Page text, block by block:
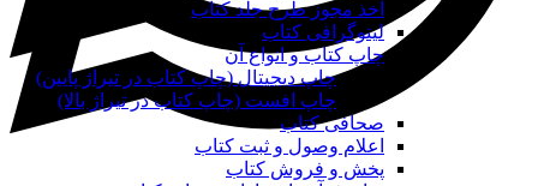
اخذ مجوز طرح جلد کتاب
لیتوگرافی کتاب
چاپ کتاب و انواع آن
چاپ دیجیتال (چاپ کتاب در تیراژ پایین)
چاپ افست (چاپ کتاب در تیراژ بالا)
صحافی کتاب
اعلام وصول و ثبت کتاب
پخش و فروش کتاب